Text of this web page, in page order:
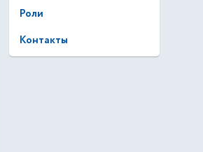
Роли
Контакты